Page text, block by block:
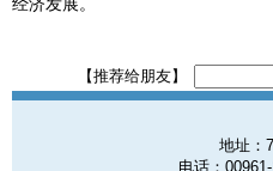
【推荐给朋友】
地址：
电话：